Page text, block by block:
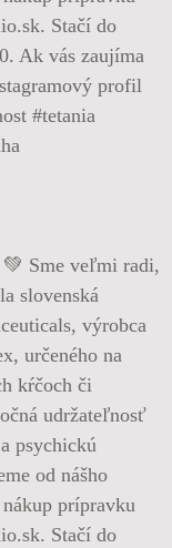
💚 Sme veľmi radi,
slovenská
výrobca
určeného na
kŕčoch či
udržateľnosť
psychickú
od nášho
prípravku
Stačí do